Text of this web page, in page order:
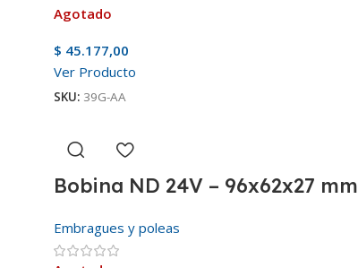
Agotado
$ 45.177,00
Ver Producto
SKU: 39G-AA
Bobina ND 24V – 96x62x27 mm
Embragues y poleas